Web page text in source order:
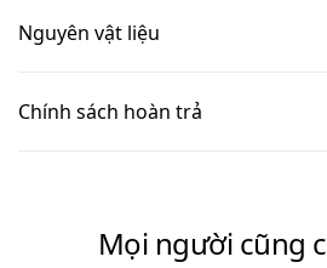
Nguyên vật liệu
Chính sách hoàn trả
Mọi người cũng